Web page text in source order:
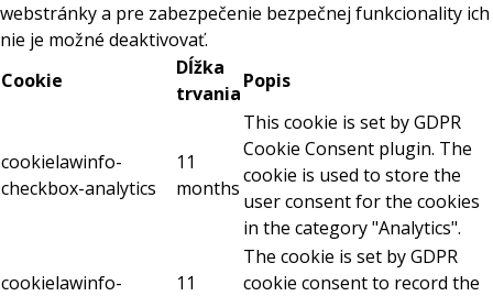
webstránky a pre zabezpečenie bezpečnej funkcionality ich
nie je možné deaktivovať.
Cookie
Dĺžka
trvania
Popis
cookielawinfo-
checkbox-analytics
11
months
This cookie is set by GDPR
Cookie Consent plugin. The
cookie is used to store the
user consent for the cookies
in the category "Analytics".
cookielawinfo-
11
The cookie is set by GDPR
cookie consent to record the